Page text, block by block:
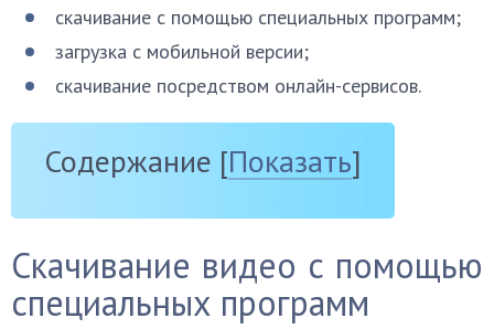
скачивание с помощью специальных программ;
загрузка с мобильной версии;
скачивание посредством онлайн-сервисов.
Содержание [Показать]
Скачивание видео с помощью
специальных программ